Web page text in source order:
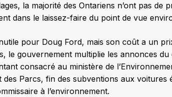
la majorité des Ontariens n’ont pas de
dans le laissez-faire du point de vue
pour Doug Ford, mais son coût a un
le gouvernement multiplie les annonces du
consacré au ministère de
Parcs, fin des subventions aux voitures
à l’environnement.